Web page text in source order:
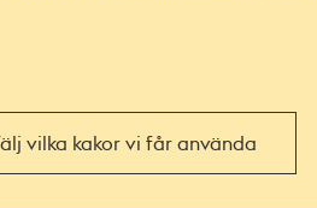
vilka kakor vi får använda